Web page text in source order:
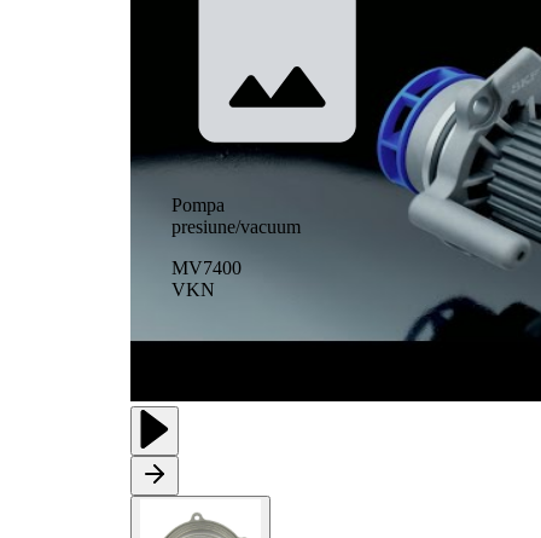
Pompa
presiune/vacuum
MV7400
VKN